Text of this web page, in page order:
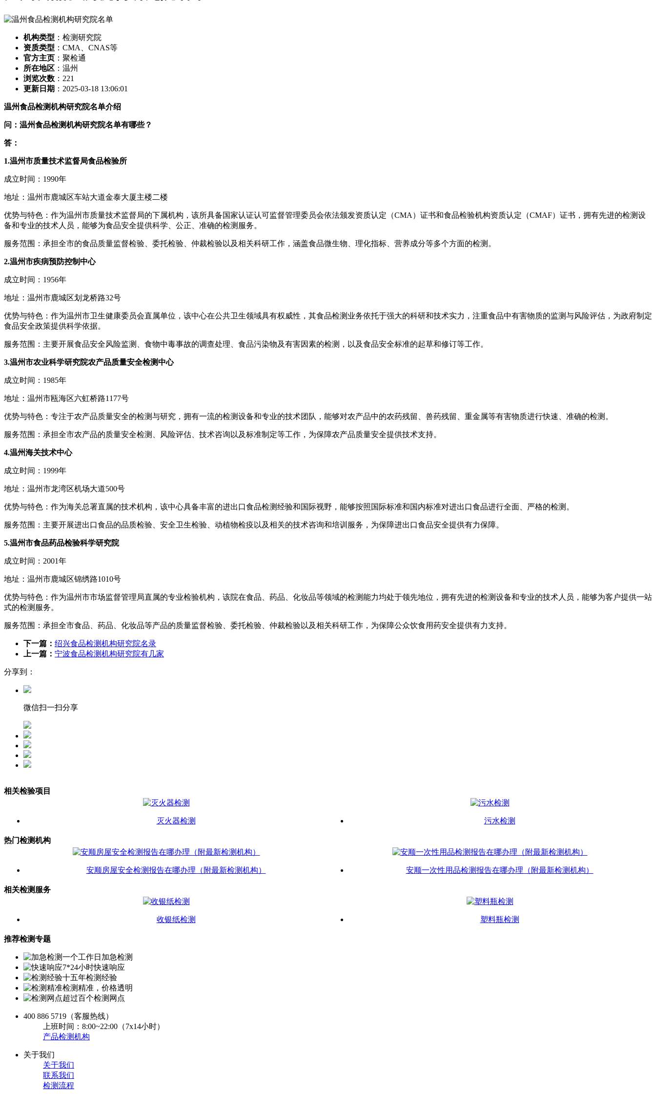
机构类型 ：检测研究院
资质类型 ：CMA、CNAS等
官方主页 ：聚检通
所在地区 ：温州
浏览次数 ： 221
更新日期 ：2025-03-18 13:06:01
温州食品检测机构研究院名单介绍
问：温州食品检测机构研究院名单有哪些？
答：
1.温州市质量技术监督局食品检验所
成立时间：1990年
地址：温州市鹿城区车站大道金泰大厦主楼二楼
优势与特色：作为温州市质量技术监督局的下属机构，该所具备国家认证认可监督管理委员会依法颁发资质认定（CMA）证书和食品检验机构资质认定（CMAF）证书，拥有先进的检测设
备和专业的技术人员，能够为食品安全提供科学、公正、准确的检测服务。
服务范围：承担全市的食品质量监督检验、委托检验、仲裁检验以及相关科研工作，涵盖食品微生物、理化指标、营养成分等多个方面的检测。
2.温州市疾病预防控制中心
成立时间：1956年
地址：温州市鹿城区划龙桥路32号
优势与特色：作为温州市卫生健康委员会直属单位，该中心在公共卫生领域具有权威性，其食品检测业务依托于强大的科研和技术实力，注重食品中有害物质的监测与风险评估，为政府制定
食品安全政策提供科学依据。
服务范围：主要开展食品安全风险监测、食物中毒事故的调查处理、食品污染物及有害因素的检测，以及食品安全标准的起草和修订等工作。
3.温州市农业科学研究院农产品质量安全检测中心
成立时间：1985年
地址：温州市瓯海区六虹桥路1177号
优势与特色：专注于农产品质量安全的检测与研究，拥有一流的检测设备和专业的技术团队，能够对农产品中的农药残留、兽药残留、重金属等有害物质进行快速、准确的检测。
服务范围：承担全市农产品的质量安全检测、风险评估、技术咨询以及标准制定等工作，为保障农产品质量安全提供技术支持。
4.温州海关技术中心
成立时间：1999年
地址：温州市龙湾区机场大道500号
优势与特色：作为海关总署直属的技术机构，该中心具备丰富的进出口食品检测经验和国际视野，能够按照国际标准和国内标准对进出口食品进行全面、严格的检测。
服务范围：主要开展进出口食品的品质检验、安全卫生检验、动植物检疫以及相关的技术咨询和培训服务，为保障进出口食品安全提供有力保障。
5.温州市食品药品检验科学研究院
成立时间：2001年
地址：温州市鹿城区锦绣路1010号
优势与特色：作为温州市市场监督管理局直属的专业检验机构，该院在食品、药品、化妆品等领域的检测能力均处于领先地位，拥有先进的检测设备和专业的技术人员，能够为客户提供一站
式的检测服务。
服务范围：承担全市食品、药品、化妆品等产品的质量监督检验、委托检验、仲裁检验以及相关科研工作，为保障公众饮食用药安全提供有力支持。
下一篇： 绍兴食品检测机构研究院名录
上一篇： 宁波食品检测机构研究院有几家
分享到：
微信扫一扫分享
相关检验项目
灭火器检测 污水检测
热门检测机构
安顺房屋安全检测报告在哪办理（附最新检测机构） 安顺一次性用品检测报告在哪办理（附最新检测机构）
相关检测服务
收银纸检测 塑料瓶检测
推荐检测专题
一个工作日加急检测
7*24小时快速响应
十五年检测经验
检测精准，价格透明
超过百个检测网点
400 886 5719 （客服热线）
上班时间：8:00~22:00（7x14小时）
产品检测机构
关于我们
关于我们
联系我们
检测流程